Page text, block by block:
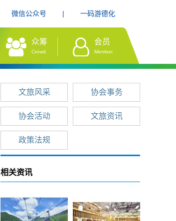
微信公众号 | 一码游德化
众筹
Crowd
会员
Member
文旅风采 协会事务
协会活动 文旅资讯
政策法规
相关资讯